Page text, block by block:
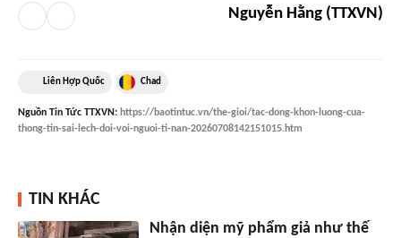
Nguyễn Hằng (TTXVN)
Liên Hợp Quốc Chad
Nguồn Tin Tức TTXVN: https://baotintuc.vn/the-gioi/tac-dong-khon-luong-cua-
thong-tin-sai-lech-doi-voi-nguoi-ti-nan-20260708142151015.htm
TIN KHÁC
Nhận diện mỹ phẩm giả như thế